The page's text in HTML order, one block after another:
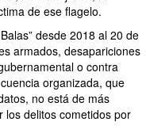
de ese flagelo.
desde 2018 al 20 de
armados, desapariciones
o contra
organizada, que
no está de más
los delitos cometidos por